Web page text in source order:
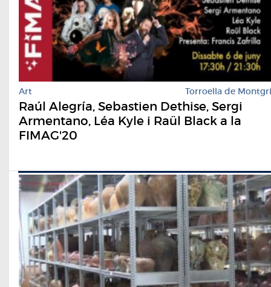
Art Torroella de Montgrí
Raúl Alegría, Sebastien Dethise, Sergi
Armentano, Léa Kyle i Raül Black a la
FIMAG'20